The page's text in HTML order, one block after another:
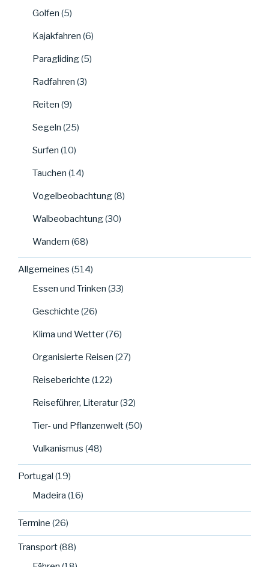
Golfen (5)
Kajakfahren (6)
Paragliding(5)
Radfahren (3)
Reiten (9)
Segeln (25)
Surfen (10)
Tauchen (14)
Vogelbeobachtung(8)
Walbeobachtung(30)
Wandern (68)
Allgemeines (514)
Essen und Trinken (33)
Geschichte (26)
Klima und Wetter(76)
Organisierte Reisen (27)
Reiseberichte (122)
Reiseführer, Literatur(32)
Tier- und Pflanzenwelt(50)
Vulkanismus (48)
Portugal (19)
Madeira (16)
Termine (26)
Transport(88)